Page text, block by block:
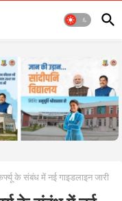
के संबंध में नई गाइडलाइन जारी